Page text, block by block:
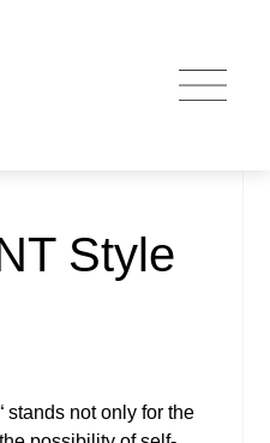
Style
stands not only for the